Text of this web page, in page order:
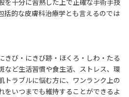
を十分に習熟した上で正確な手術手技
括的な皮膚科治療学とも言えるのでは
きび・にきび跡・ほくろ・しわ・たる
など生活習慣や食生活、ストレス、環
トラブルに悩む方に、ワンランク上の
をいつまでも維持することができるよ